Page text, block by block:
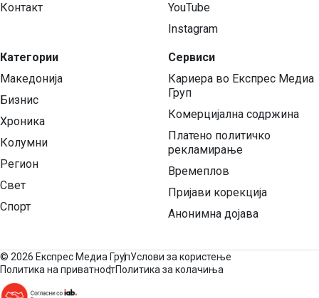
Контакт
Категории
Македонија
Бизнис
Хроника
Колумни
Регион
Свет
Спорт
YouTube
Instagram
Сервиси
Кариера во Експрес Медиа
Груп
Комерцијална содржина
Платено политичко
рекламирање
Времеплов
Пријави корекција
Анонимна дојава
© 2026 Експрес Медиа ГрупУслови за користење
Политика на приватностПолитика за колачиња